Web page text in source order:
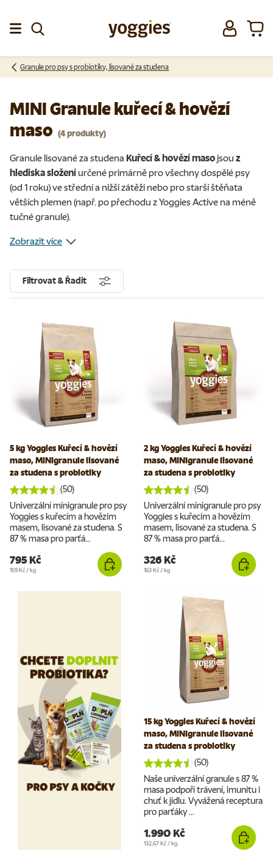
Přeskočit na obsah
Přihlásit se
Granule pro psy s probiotiky, lisované za studena
MINI Granule kuřecí & hovězí
maso (4 produkty)
Granule lisované za studena Kuřecí & hovězí masojsou z
hlediska složeníurčené primárně pro všechny dospělé psy
(od 1 roku) ve střední a nižší zátěži nebo pro starší štěňata
větších plemen (např. po přechodu z Yoggies Active na méně
tučné granule).
Zobrazit více
Filtrovat & Řadit
5 kg Yoggies Kuřecí & hovězí
maso, MINIgranule lisované
za studena s probiotiky
(50)
Univerzální minigranule pro psy
Yoggies s kuřecím a hovězím
masem, lisované za studena. S
87 % masa pro parťá...
795 Kč
Cena za jednotku
159 Kč /kg
2 kg Yoggies Kuřecí & hovězí
maso, MINIgranule lisované
za studena s probiotiky
(50)
Univerzální minigranule pro psy
Yoggies s kuřecím a hovězím
masem, lisované za studena. S
87 % masa pro parťá...
326 Kč
Cena za jednotku
163 Kč /kg
15 kg Yoggies Kuřecí & hovězí
maso, MINIgranule lisované
za studena s probiotiky
(50)
Naše univerzální granule s 87 %
masa podpoří trávení, imunitu i
chuť k jídlu. Vyvážená receptura
pro parťáky ...
1.990 Kč
Cena za jednotku
132,67 Kč /kg